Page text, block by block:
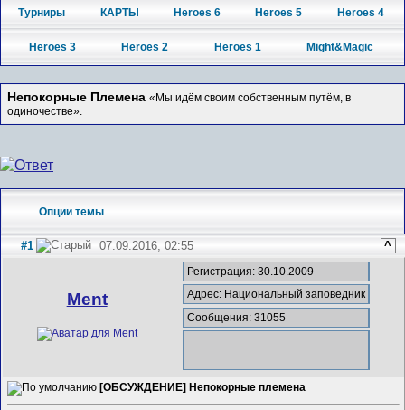
Турниры КАРТЫ Heroes 6 Heroes 5 Heroes 4
Heroes 3 Heroes 2 Heroes 1 Might&Magic
Непокорные Племена «Мы идём своим собственным путём, в
одиночестве».
Опции темы
#1 07.09.2016, 02:55 ^
Ment
Регистрация: 30.10.2009
Адрес: Национальный заповедник
Сообщения: 31055
[ОБСУЖДЕНИЕ] Непокорные племена